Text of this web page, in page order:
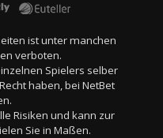
ist unter manchen
verboten.
Spielers selber
haben, bei NetBet
Risiken und kann zur
Sie in Maßen.